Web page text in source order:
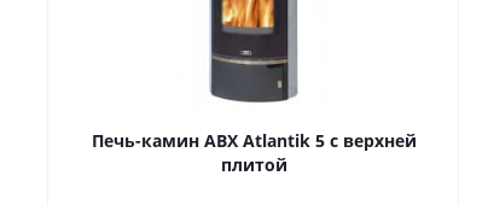
Печь-камин ABX Atlantik 5 с верхней
плитой